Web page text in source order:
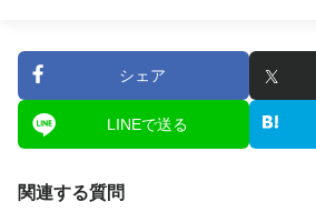
シェア
LINEで送る
関連する質問